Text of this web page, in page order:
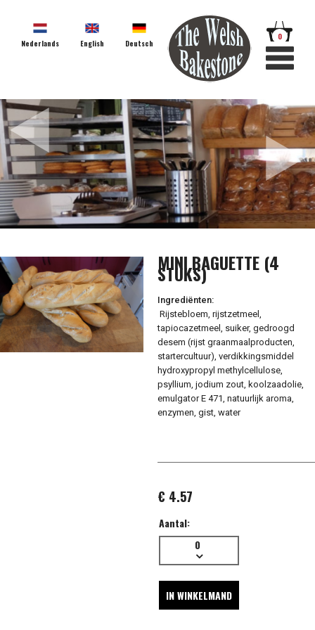
Nederlands English Deutsch
0
MINI BAGUETTE (4
STUKS)
Ingrediënten:
Rijstebloem, rijstzetmeel,
tapiocazetmeel, suiker, gedroogd
desem (rijst graanmaalproducten,
startercultuur), verdikkingsmiddel
hydroxypropyl methylcellulose,
psyllium, jodium zout, koolzaadolie,
emulgator E 471, natuurlijk aroma,
enzymen, gist, water
€ 4.57
Aantal:
0
IN WINKELMAND